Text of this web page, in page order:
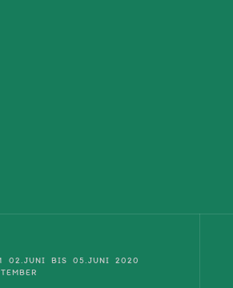
02.JUNI BIS 05.JUNI 2020